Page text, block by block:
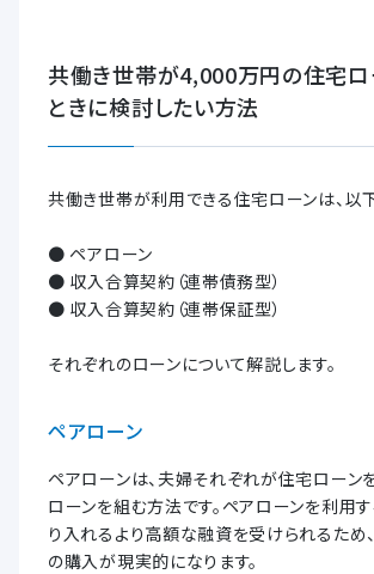
共働き世帯が4,000万円の住宅ロ
ときに検討したい方法
共働き世帯が利用できる住宅ローンは、以
● ペアローン
● 収入合算契約（連帯債務型）
● 収入合算契約（連帯保証型）
それぞれのローンについて解説します。
ペアローン
ペアローンは、夫婦それぞれが住宅ローン
ローンを組む方法です。ペアローンを利用
り入れるより高額な融資を受けられるため
の購入が現実的になります。